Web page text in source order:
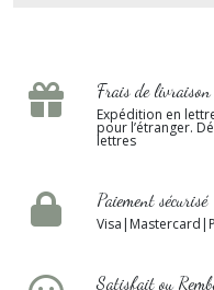
Frais de
Expédition en
pour l’étranger.
lettres
Paiement sécurisé
Satisfait ou